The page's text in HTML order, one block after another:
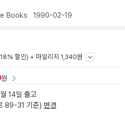
Books 1990-02-19
할인) + 마일리지 1,340원
원
14일 출고
89-31 기준) 변경